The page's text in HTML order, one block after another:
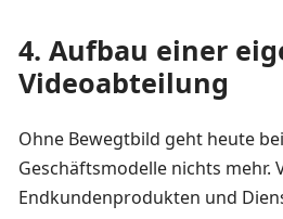
4. Aufbau einer
Videoabteilung
Ohne Bewegtbild geht heute
Geschäftsmodelle nichts mehr.
Endkundenprodukten und